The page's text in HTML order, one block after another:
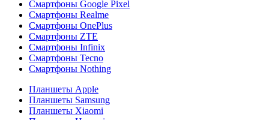
Смартфоны Google Pixel
Смартфоны Realme
Смартфоны OnePlus
Смартфоны ZTE
Смартфоны Infinix
Смартфоны Tecno
Смартфоны Nothing
Планшеты Apple
Планшеты Samsung
Планшеты Xiaomi